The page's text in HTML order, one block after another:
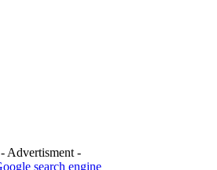
- Advertisment -